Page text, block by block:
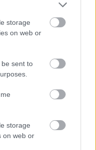
storage
on web or
sent to
storage
on web or